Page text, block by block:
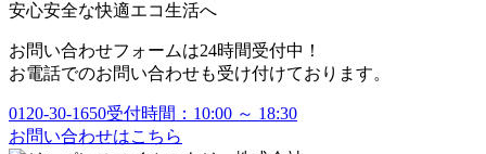
安心安全な快適エコ生活へ
お問い合わせフォームは24時間受付中！
お電話でのお問い合わせも受け付けております。
0120-30-1650受付時間：10:00 ～ 18:30
お問い合わせはこちら